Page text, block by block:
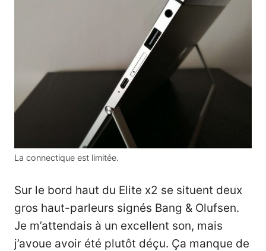
La connectique est limitée.
Sur le bord haut du Elite x2 se situent deux
gros haut-parleurs signés Bang & Olufsen.
Je m’attendais à un excellent son, mais
j’avoue avoir été plutôt déçu. Ça manque de